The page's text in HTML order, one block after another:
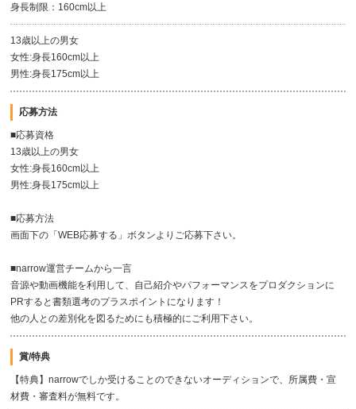
身長制限：160cm以上
13歳以上の男女
女性:身長160cm以上
男性:身長175cm以上
応募方法
■応募資格
13歳以上の男女
女性:身長160cm以上
男性:身長175cm以上
■応募方法
画面下の「WEB応募する」ボタンよりご応募下さい。
■narrow運営チームから一言
音源や動画機能を利用して、自己紹介やパフォーマンスをプロダクションに
PRすると書類選考のプラスポイントになります！
他の人との差別化を図るためにも積極的にご利用下さい。
賞/特典
【特典】narrowでしか受けることのできないオーディションで、所属費・宣
材費・審査料が無料です。